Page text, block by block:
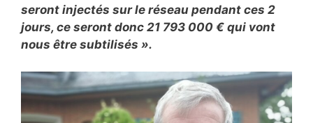
seront injectés sur le réseau pendant ces 2
jours, ce seront donc 21 793 000 € qui vont
nous être subtilisés ».